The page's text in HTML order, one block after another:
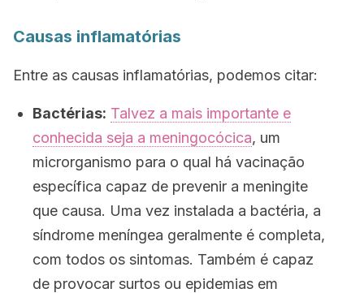
Causas inflamatórias
Entre as causas inflamatórias, podemos citar:
Bactérias: Talvez a mais importante e
conhecida seja a meningocócica, um
microrganismo para o qual há vacinação
específica capaz de prevenir a meningite
que causa. Uma vez instalada a bactéria, a
síndrome meníngea geralmente é completa,
com todos os sintomas. Também é capaz
de provocar surtos ou epidemias em